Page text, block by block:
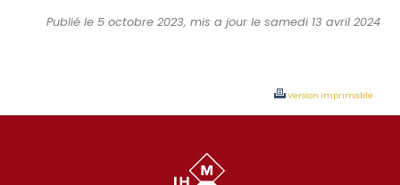
Publié le 5 octobre 2023, mis a jour le samedi 13 avril 2024
Version imprimable